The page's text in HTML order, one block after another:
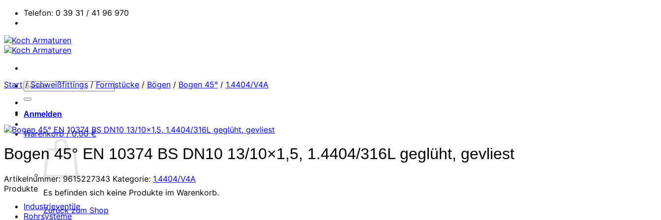
Zum
Inhalt
Telefon: 0 39 31 / 41 96 970
Suchen
Anmelden
Warenkorb /0,00€
Es befinden sich keine Produkte im Warenkorb.
Zurück zum Shop
Start / Schweißfittings / Formstücke / Bögen / Bogen 45° / 1.4404/V4A
Bogen 45° EN 10374 BS DN10 13/10×1,5, 1.4404/316L geglüht, gevliest
Artikelnummer:9615227343 Kategorie: 1.4404/V4A
Produkte
Industrieventile
Rohrsysteme